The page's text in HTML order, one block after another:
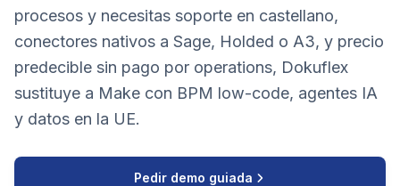
procesos y necesitas soporte en castellano,
conectores nativos a Sage, Holded o A3, y precio
predecible sin pago por operations, Dokuflex
sustituye a Make con BPM low-code, agentes IA
y datos en la UE.
Pedir demo guiada